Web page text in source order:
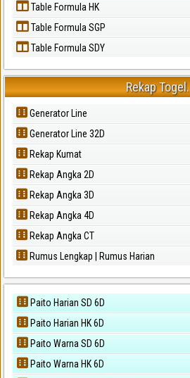
Table Formula HK
Table Formula SGP
Table Formula SDY
Rekap Togel.
Generator Line
Generator Line 32D
Rekap Kumat
Rekap Angka 2D
Rekap Angka 3D
Rekap Angka 4D
Rekap Angka CT
Rumus Lengkap | Rumus Harian
Paito Harian SD 6D
Paito Harian HK 6D
Paito Warna SD 6D
Paito Warna HK 6D